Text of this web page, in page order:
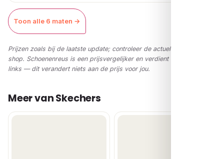
Toon alle 6 maten →
Prijzen zoals bij de laatste update; controleer de actuele prijs in de
shop. Schoenenreus is een prijsvergelijker en verdient via affiliate-
links — dit verandert niets aan de prijs voor jou.
Meer van Skechers